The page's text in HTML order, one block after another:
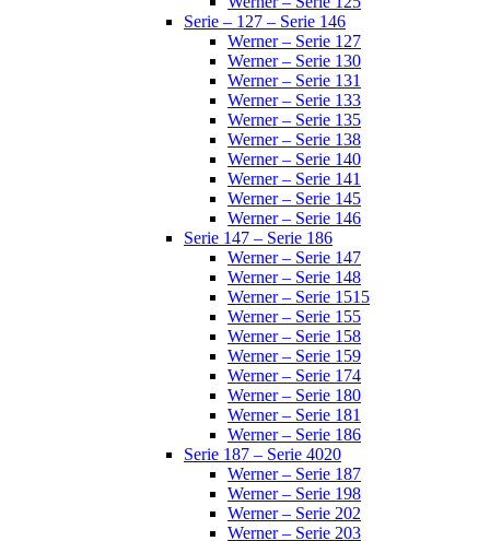
Serie – 127 – Serie 146
Werner – Serie 127
Werner – Serie 130
Werner – Serie 131
Werner – Serie 133
Werner – Serie 135
Werner – Serie 138
Werner – Serie 140
Werner – Serie 141
Werner – Serie 145
Werner – Serie 146
Serie 147 – Serie 186
Werner – Serie 147
Werner – Serie 148
Werner – Serie 1515
Werner – Serie 155
Werner – Serie 158
Werner – Serie 159
Werner – Serie 174
Werner – Serie 180
Werner – Serie 181
Werner – Serie 186
Serie 187 – Serie 4020
Werner – Serie 187
Werner – Serie 198
Werner – Serie 202
Werner – Serie 203